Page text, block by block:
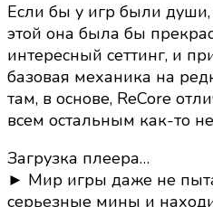
Если бы у игр были души,
этой она была бы
интересный сеттинг, и
базовая механика на
там, в основе, ReCore
всем остальным как-то
Загрузка плеера…
► Мир игры даже не
серьезные мины и